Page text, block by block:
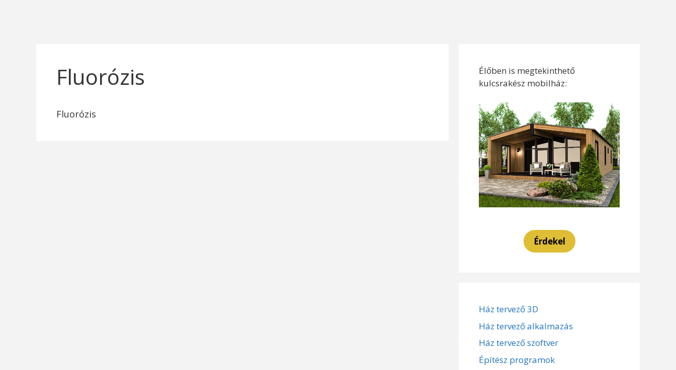
Fluorózis
Fluorózis
Élőben is megtekinthető
kulcsrakész mobilház:
Érdekel
Ház tervező 3D
Ház tervező alkalmazás
Ház tervező szoftver
Építész programok